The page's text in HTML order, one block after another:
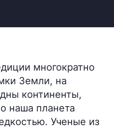
многократно
Земли, на
континенты,
наша планета
Ученые из